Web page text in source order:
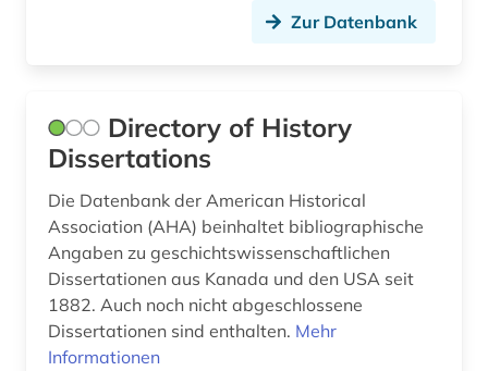
verbunddatenbank (1)
verfassungsrecht (1)
verwaltungswissenschaft (1)
video (1)
Zur Datenbank
Directory of History
Dissertations
Die Datenbank der American Historical
Association (AHA) beinhaltet bibliographische
Angaben zu geschichtswissenschaftlichen
Dissertationen aus Kanada und den USA seit
1882. Auch noch nicht abgeschlossene
Dissertationen sind enthalten. Mehr
Informationen